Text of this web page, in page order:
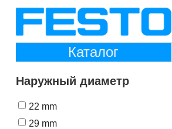
Каталог
Наружный диаметр
22 mm
29 mm